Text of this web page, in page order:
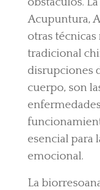
Acupuntura,
otras
tradicional
disrupciones
cuerpo, son
esencial para
emocional.
La